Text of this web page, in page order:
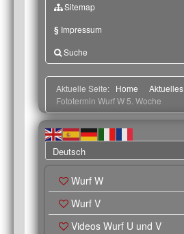
Sitemap
§ Impressum
Suche
Aktuelle Seite: Home
Aktuelles
Fototermin Wurf W 5. Woche
Wurf W
Wurf V
Videos Wurf U und V